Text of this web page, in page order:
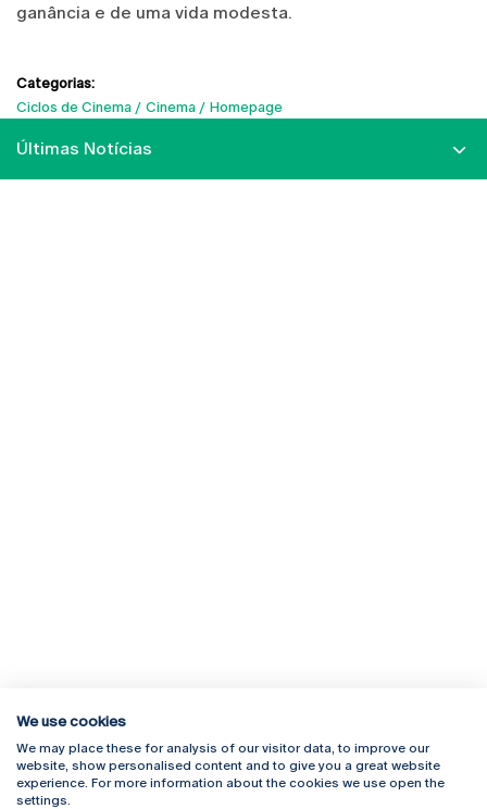
ganância e de uma vida modesta.
Categorias:
Ciclos de Cinema
Cinema Homepage
Últimas Notícias
Rua Diogo Botelho 1327
4169-005 Porto
+351 226 196 240
Campus Online
Webmail
We use cookies
We may place these for analysis of our visitor data, to improve our
website, show personalised content and to give you a great website
experience. For more information about the cookies we use open the
settings.